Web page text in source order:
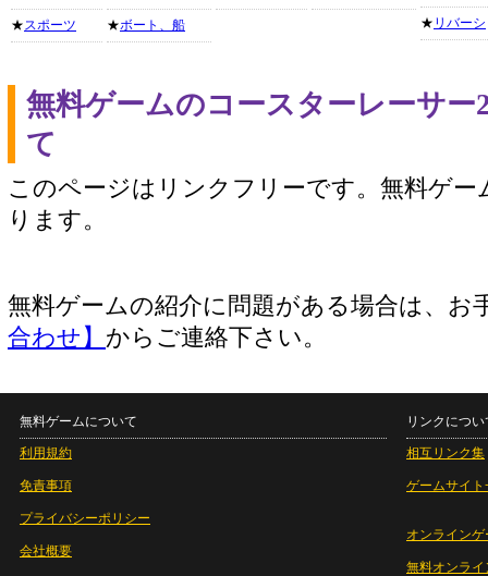
★スポーツ ★ボート、船 ★ リバーシ
無料ゲームのコースターレーサ
て
このページはリンクフリーです。無料ゲー
ります。
無料ゲームの紹介に問題がある場合は、お
合わせ】 からご連絡下さい。
無料ゲームについて
利用規約
免責事項
プライバシーポリシー
会社概要
リンクについ
相互リンク集
ゲームサイト
オンラインゲ
無料オンライ